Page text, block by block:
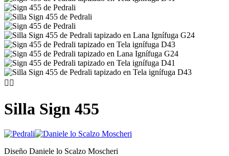
 
Silla Sign 455
Diseño Daniele lo Scalzo Moscheri